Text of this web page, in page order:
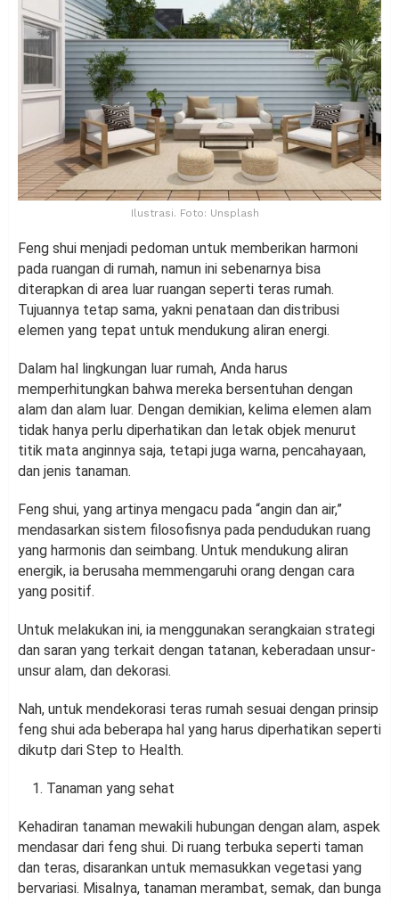
Ilustrasi. Foto: Unsplash
Feng shui menjadi pedoman untuk memberikan harmoni
pada ruangan di rumah, namun ini sebenarnya bisa
diterapkan di area luar ruangan seperti teras rumah.
Tujuannya tetap sama, yakni penataan dan distribusi
elemen yang tepat untuk mendukung aliran energi.
Dalam hal lingkungan luar rumah, Anda harus
memperhitungkan bahwa mereka bersentuhan dengan
alam dan alam luar. Dengan demikian, kelima elemen alam
tidak hanya perlu diperhatikan dan letak objek menurut
titik mata anginnya saja, tetapi juga warna, pencahayaan,
dan jenis tanaman.
Feng shui, yang artinya mengacu pada “angin dan air,”
mendasarkan sistem filosofisnya pada pendudukan ruang
yang harmonis dan seimbang. Untuk mendukung aliran
energik, ia berusaha memmengaruhi orang dengan cara
yang positif.
Untuk melakukan ini, ia menggunakan serangkaian strategi
dan saran yang terkait dengan tatanan, keberadaan unsur-
unsur alam, dan dekorasi.
Nah, untuk mendekorasi teras rumah sesuai dengan prinsip
feng shui ada beberapa hal yang harus diperhatikan seperti
dikutp dari Step to Health.
Tanaman yang sehat
Kehadiran tanaman mewakili hubungan dengan alam, aspek
mendasar dari feng shui. Di ruang terbuka seperti taman
dan teras, disarankan untuk memasukkan vegetasi yang
bervariasi. Misalnya, tanaman merambat, semak, dan bunga